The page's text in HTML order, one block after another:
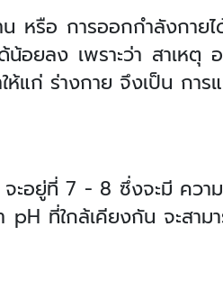
หรือ การออกกำลังกายไ
ยลง เพราะว่า สาเหตุ
ห้แก่ ร่างกาย จึงเป็น กา
ะอยู่ที่ 7 - 8 ซึ่งจะมี ควา
ที่ใกล้เคียงกัน จะสาม